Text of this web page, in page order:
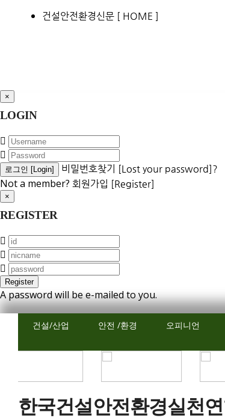
건설안전환경신문 [ HOME ]
×
LOGIN
비밀번호찾기 [Lost your password]?
Not a member? 회원가입 [Register]
×
REGISTER
A password will be e-mailed to you.
건설/산업 안전 /환경 오피니언
한국건설안전환경실천